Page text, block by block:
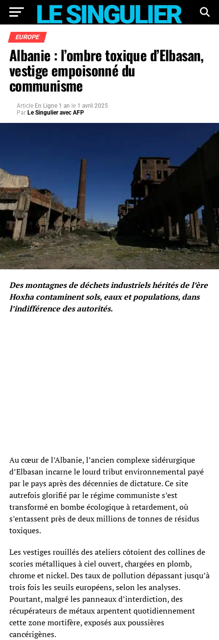
EUROPE
Albanie : l’ombre toxique d’Elbasan,
vestige empoisonné du
communisme
Article En Ligne 1 an le 1 avril 2025
Par Le Singulier avec AFP
Des montagnes de déchets industriels hérités de l’ère
Hoxha contaminent sols, eaux et populations, dans
l’indifférence des autorités.
Au cœur de l’Albanie, l’ancien complexe sidérurgique
d’Elbasan incarne le lourd tribut environnemental payé
par le pays après des décennies de dictature. Ce site
autrefois glorifié par le régime communiste s’est
transformé en bombe écologique à retardement, où
s’entassent près de deux millions de tonnes de résidus
toxiques.
Les vestiges rouillés des ateliers côtoient des collines de
scories métalliques à ciel ouvert, chargées en plomb,
chrome et nickel. Des taux de pollution dépassant jusqu’à
trois fois les seuils européens, selon les analyses.
Pourtant, malgré les panneaux d’interdiction, des
récupérateurs de métaux arpentent quotidiennement
cette zone mortifère, exposés aux poussières
cancérigènes.